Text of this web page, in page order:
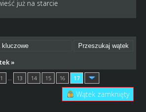
już na starcie
»
1 … 13 14 15 16 17
Wątek zamknięty